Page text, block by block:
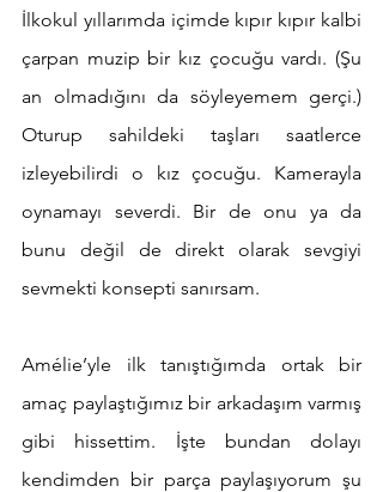
İlkokul yıllarımda içimde kıpır kıpır kalbi
çarpan muzip bir kız çocuğu vardı. (Şu
an olmadığını da söyleyemem gerçi.)
Oturup sahildeki taşları saatlerce
izleyebilirdi o kız çocuğu. Kamerayla
oynamayı severdi. Bir de onu ya da
bunu değil de direkt olarak sevgiyi
sevmekti konsepti sanırsam.
Amélie’yle ilk tanıştığımda ortak bir
amaç paylaştığımız bir arkadaşım varmış
gibi hissettim. İşte bundan dolayı
kendimden bir parça paylaşıyorum şu